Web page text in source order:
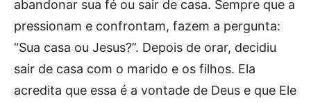
abandonar sua fé ou sair de casa. Sempre que a
pressionam e confrontam, fazem a pergunta:
“Sua casa ou Jesus?”. Depois de orar, decidiu
sair de casa com o marido e os filhos. Ela
acredita que essa é a vontade de Deus e que Ele